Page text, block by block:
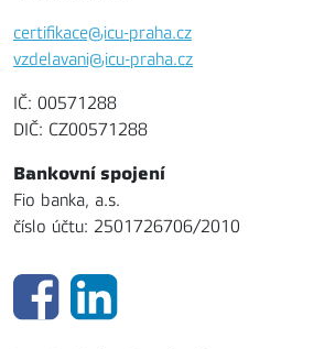
certifikace@icu-praha.cz
vzdelavani@icu-praha.cz
IČ: 00571288
DIČ: CZ00571288
Bankovní spojení
Fio banka, a.s.
číslo účtu: 2501726706/2010